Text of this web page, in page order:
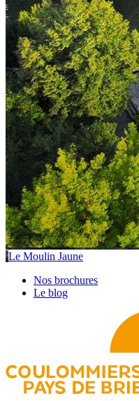
Le Moulin Jaune
Nos brochures
Le blog